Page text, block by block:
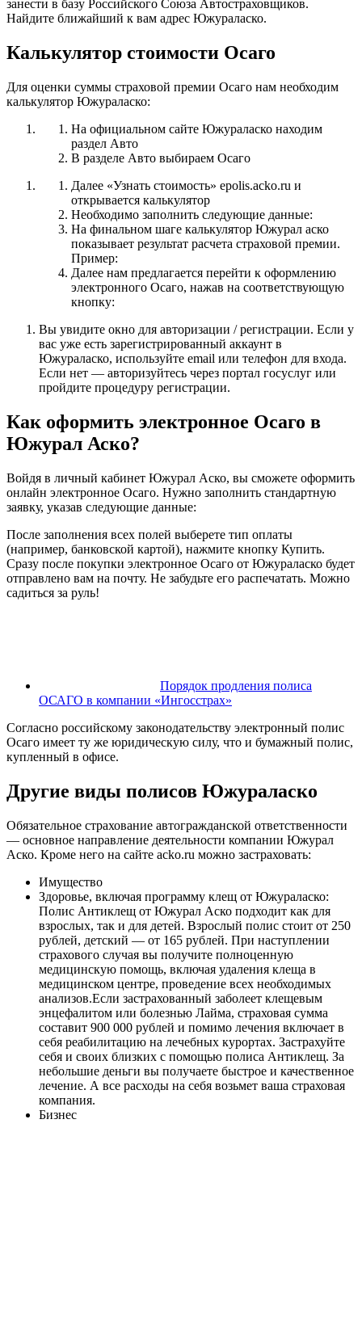
занести в базу Российского Союза Автостраховщиков.
Найдите ближайший к вам адрес Южураласко.
Калькулятор стоимости Осаго
Для оценки суммы страховой премии Осаго нам необходим
калькулятор Южураласко:
На официальном сайте Южураласко находим
раздел Авто
В разделе Авто выбираем Осаго
Далее «Узнать стоимость» epolis.acko.ru и
открывается калькулятор
Необходимо заполнить следующие данные:
На финальном шаге калькулятор Южурал аско
показывает результат расчета страховой премии.
Пример:
Далее нам предлагается перейти к оформлению
электронного Осаго, нажав на соответствующую
кнопку:
Вы увидите окно для авторизации / регистрации. Если у
вас уже есть зарегистрированный аккаунт в
Южураласко, используйте email или телефон для входа.
Если нет — авторизуйтесь через портал госуслуг или
пройдите процедуру регистрации.
Как оформить электронное Осаго в
Южурал Аско?
Войдя в личный кабинет Южурал Аско, вы сможете оформить
онлайн электронное Осаго. Нужно заполнить стандартную
заявку, указав следующие данные:
После заполнения всех полей выберете тип оплаты
(например, банковской картой), нажмите кнопку Купить.
Сразу после покупки электронное Осаго от Южураласко будет
отправлено вам на почту. Не забудьте его распечатать. Можно
садиться за руль!
Порядок продления полиса
ОСАГО в компании «Ингосстрах»
Согласно российскому законодательству электронный полис
Осаго имеет ту же юридическую силу, что и бумажный полис,
купленный в офисе.
Другие виды полисов Южураласко
Обязательное страхование автогражданской ответственности
— основное направление деятельности компании Южурал
Аско. Кроме него на сайте acko.ru можно застраховать:
Имущество
Здоровье, включая программу клещ от Южураласко:
Полис Антиклещ от Южурал Аско подходит как для
взрослых, так и для детей. Взрослый полис стоит от 250
рублей, детский — от 165 рублей. При наступлении
страхового случая вы получите полноценную
медицинскую помощь, включая удаления клеща в
медицинском центре, проведение всех необходимых
анализов.Если застрахованный заболеет клещевым
энцефалитом или болезнью Лайма, страховая сумма
составит 900 000 рублей и помимо лечения включает в
себя реабилитацию на лечебных курортах. Застрахуйте
себя и своих близких с помощью полиса Антиклещ. За
небольшие деньги вы получаете быстрое и качественное
лечение. А все расходы на себя возьмет ваша страховая
компания.
Бизнес